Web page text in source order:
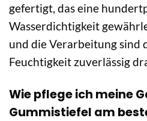
gefertigt, das eine
Wasserdichtigkeit
und die Verarbeitung sind
Feuchtigkeit zuverlässig
Wie pflege ich meine
Gummistiefel am